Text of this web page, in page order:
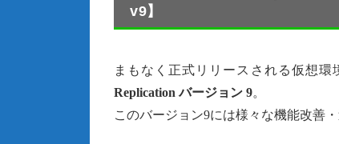
v9】
まもなく正式リリースされる仮想
Replication バージョン 9。
このバージョン9には様々な機能改善